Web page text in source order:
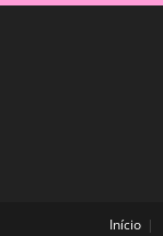
Início